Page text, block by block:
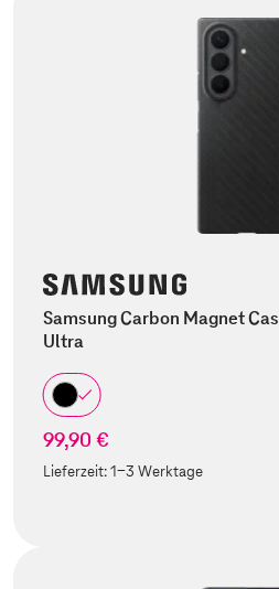
Samsung Carbon Magnet
Ultra
99,90 €
Lieferzeit:1-3 Werktage